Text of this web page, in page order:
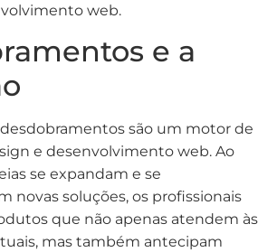
web.
e a
são um motor de
e desenvolvimento web. Ao
se expandam e se
novas soluções, os profissionais
que não apenas atendem às
mas também antecipam